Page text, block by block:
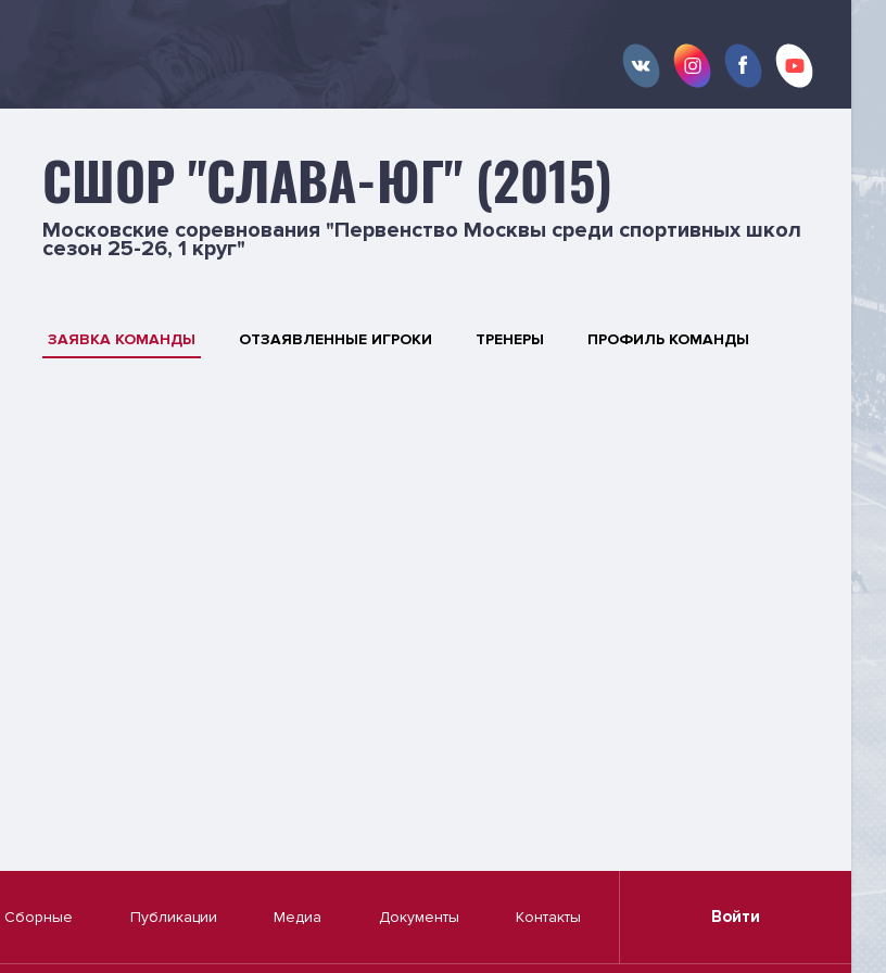
СШОР "СЛАВА-ЮГ" (2015)
Московские соревнования "Первенство Москвы среди спортивных школ
сезон 25-26, 1 круг"
ЗАЯВКА КОМАНДЫ ОТЗАЯВЛЕННЫЕ ИГРОКИ ТРЕНЕРЫ ПРОФИЛЬ КОМАНДЫ
Сборные Публикации Медиа Документы Контакты Войти